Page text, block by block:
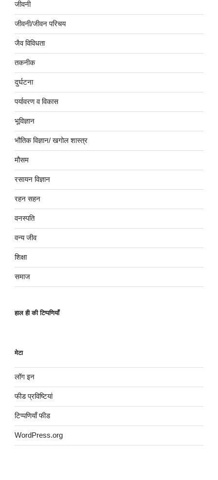
जीवनी
जीवनी/जीवन परिचय
जैव विविधता
तकनीक
दुर्घटना
पर्यावरण व विकास
भूविज्ञान
भौतिक विज्ञान/ खगोल शास्त्र
मौसम
रसायन विज्ञान
रहन सहन
वनस्पति
वन्य जीव
शिक्षा
समाज
हाल ही की टिप्पणियाँ
मेटा
लॉग इन
फीड प्रविष्टियां
टिप्पणियाँ फीड
WordPress.org